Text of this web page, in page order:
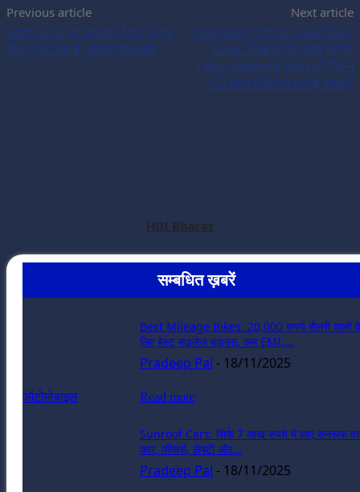
Previous article
Samsung यह शानदार बैटरी फीचर
फिर से ला रहा है, इसके लाभ जानें
Next article
Crew Box Office Collection:
‘Crew’ तेजी से पैसे कमा रही है,
Tabu-Kareena-Kriti की फिल्म
ने 3 दिनों में कितने करोड़ कमाए?
HDI Bharat
सम्बधित ख़बरें
ऑटोमोबाइल
Best Mileage Bikes: 20,000 रुपये सैलरी वालों
लिए बेस्ट माइलेज बाइक्स, कम EMI,...
Pradeep Pal - 18/11/2025
Read more
Sunroof Cars: सिर्फ 7 लाख रुपये में लाएं सनरूफ
कार, फीचर्स, सेफ्टी और...
Pradeep Pal - 18/11/2025